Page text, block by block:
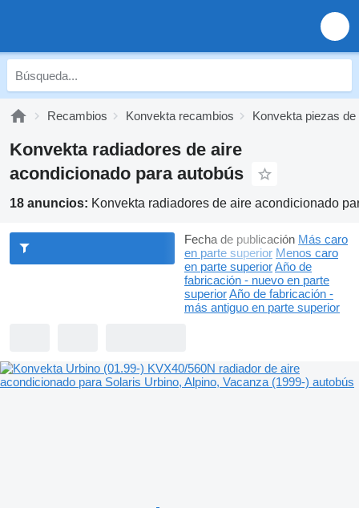
Recambios Konvekta recambios Konvekta piezas de
Konvekta radiadores de aire
acondicionado para autobús
18 anuncios: Konvekta radiadores de aire acondicionado
Fecha de publicación Más caro
en parte superior Menos caro
en parte superiorAño de
fabricación - nuevo en parte
superiorAño de fabricación -
más antiguo en parte superior